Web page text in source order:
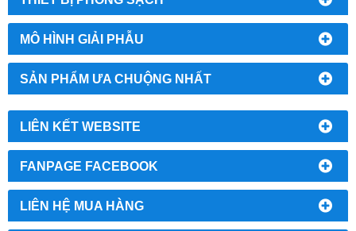
MÔ HÌNH GIẢI PHẪU
SẢN PHẨM ƯA CHUỘNG NHẤT
LIÊN KẾT WEBSITE
FANPAGE FACEBOOK
LIÊN HỆ MUA HÀNG